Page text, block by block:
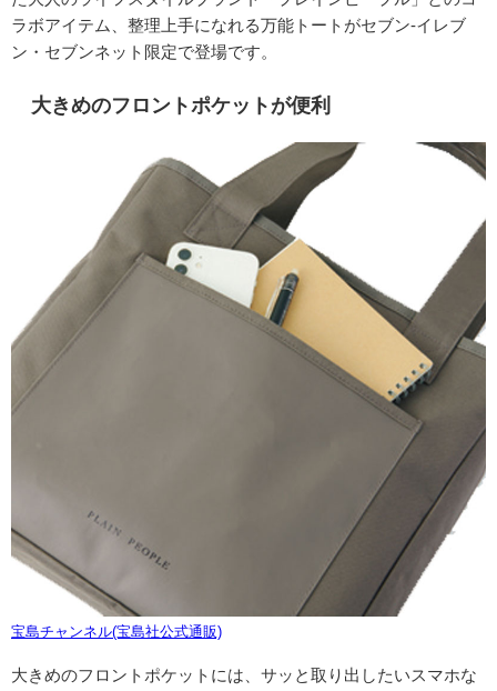
ラボアイテム、整理上手になれる万能トートがセブン-イレブ
ン・セブンネット限定で登場です。
大きめのフロントポケットが便利
宝島チャンネル(宝島社公式通販)
大きめのフロントポケットには、サッと取り出したいスマホな